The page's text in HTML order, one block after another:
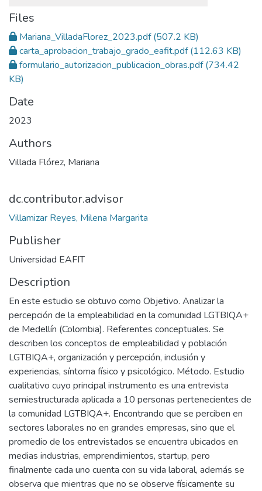
Files
Mariana_VilladaFlorez_2023.pdf(507.2 KB)
carta_aprobacion_trabajo_grado_eafit.pdf(112.63 KB)
formulario_autorizacion_publicacion_obras.pdf(734.42
KB)
Date
2023
Authors
Villada Flórez, Mariana
dc.contributor.advisor
Villamizar Reyes, Milena Margarita
Publisher
Universidad EAFIT
Description
En este estudio se obtuvo como Objetivo. Analizar la
percepción de la empleabilidad en la comunidad LGTBIQA+
de Medellín (Colombia). Referentes conceptuales. Se
describen los conceptos de empleabilidad y población
LGTBIQA+, organización y percepción, inclusión y
experiencias, síntoma físico y psicológico. Método. Estudio
cualitativo cuyo principal instrumento es una entrevista
semiestructurada aplicada a 10 personas pertenecientes de
la comunidad LGTBIQA+. Encontrando que se perciben en
sectores laborales no en grandes empresas, sino que el
promedio de los entrevistados se encuentra ubicados en
medias industrias, emprendimientos, startup, pero
finalmente cada uno cuenta con su vida laboral, además se
observa que mientras que no se observe físicamente su